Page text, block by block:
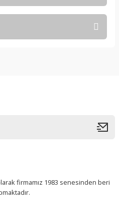
görüntülenemiyor.
firmamız 1983 senesinden beri